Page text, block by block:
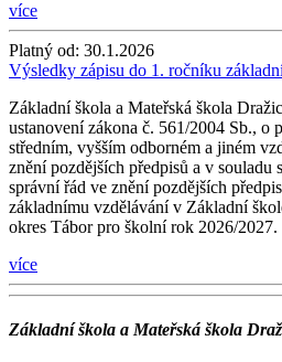
více
Platný od: 30.1.2026
Výsledky zápisu do 1. ročníku
Základní škola a Mateřská škola
ustanovení zákona č. 561/2004 Sb., o
středním, vyšším odborném a jiném
znění pozdějších předpisů a v souladu
správní řád ve znění pozdějších
základnímu vzdělávání v Základní
okres Tábor pro školní rok 2026/2027.
více
Základní škola a Mateřská škola